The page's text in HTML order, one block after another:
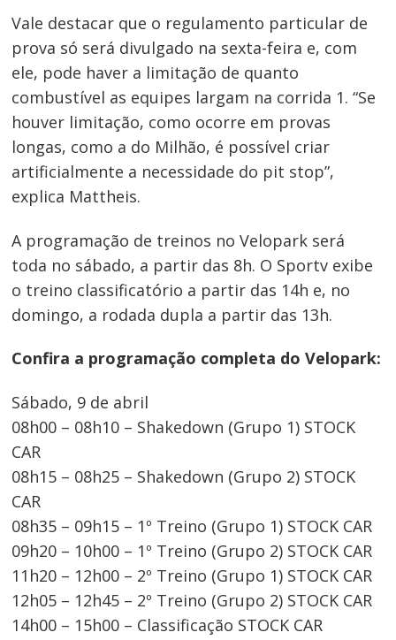
Vale destacar que o regulamento particular de
prova só será divulgado na sexta-feira e, com
ele, pode haver a limitação de quanto
combustível as equipes largam na corrida 1. “Se
houver limitação, como ocorre em provas
longas, como a do Milhão, é possível criar
artificialmente a necessidade do pit stop”,
explica Mattheis.
A programação de treinos no Velopark será
toda no sábado, a partir das 8h. O Sportv exibe
o treino classificatório a partir das 14h e, no
domingo, a rodada dupla a partir das 13h.
Confira a programação completa do Velopark:
Sábado, 9 de abril
08h00 – 08h10 – Shakedown (Grupo 1) STOCK
CAR
08h15 – 08h25 – Shakedown (Grupo 2) STOCK
CAR
08h35 – 09h15 – 1º Treino (Grupo 1) STOCK CAR
09h20 – 10h00 – 1º Treino (Grupo 2) STOCK CAR
11h20 – 12h00 – 2º Treino (Grupo 1) STOCK CAR
12h05 – 12h45 – 2º Treino (Grupo 2) STOCK CAR
14h00 – 15h00 – Classificação STOCK CAR